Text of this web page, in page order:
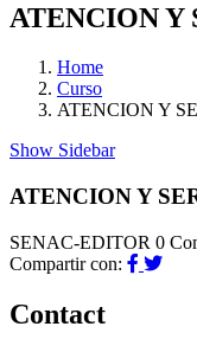
ATENCION Y
Home
Curso
ATENCION Y
Show Sidebar
ATENCION Y
SENAC-EDITOR 0
Compartir con:
Contact